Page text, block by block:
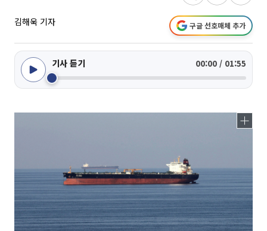
김해욱 기자 구글 선호매체 추가
기사 듣기 00:00 / 01:55